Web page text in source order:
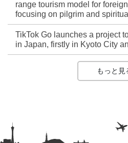
range tourism model for
focusing on pilgrim and
TikTok Go launches a project
in Japan, firstly in Kyoto City
もっと見